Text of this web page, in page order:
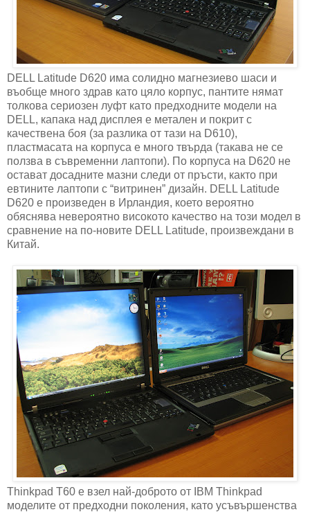
DELL Latitude D620 има солидно магнезиево шаси и
въобще много здрав като цяло корпус, пантите нямат
толкова сериозен луфт като предходните модели на
DELL, капака над дисплея е метален и покрит с
качествена боя (за разлика от тази на D610),
пластмасата на корпуса е много твърда (такава не се
ползва в съвременни лаптопи). По корпуса на D620 не
остават досадните мазни следи от пръсти, както при
евтините лаптопи с “витринен” дизайн. DELL Latitude
D620 е произведен в Ирландия, което вероятно
обяснява невероятно високото качество на този модел в
сравнение на по-новите DELL Latitude, произвеждани в
Китай.
Thinkpad T60 е взел най-доброто от IBM Thinkpad
моделите от предходни поколения, като усъвършенства